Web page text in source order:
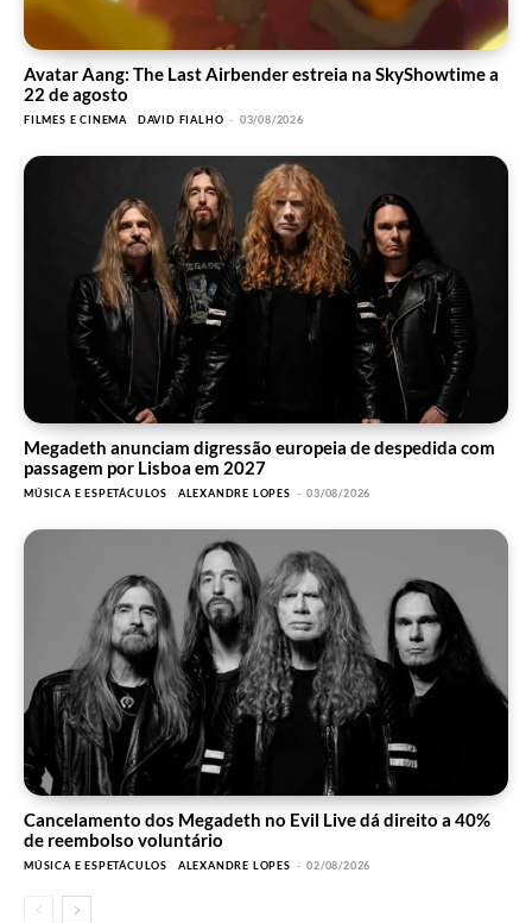
Avatar Aang: The Last Airbender estreia na SkyShowtime a
22 de agosto
FILMES E CINEMA DAVID FIALHO - 03/08/2026
Megadeth anunciam digressão europeia de despedida com
passagem por Lisboa em 2027
MÚSICA E ESPETÁCULOS ALEXANDRE LOPES - 03/08/2026
Cancelamento dos Megadeth no Evil Live dá direito a 40%
de reembolso voluntário
MÚSICA E ESPETÁCULOS ALEXANDRE LOPES - 02/08/2026